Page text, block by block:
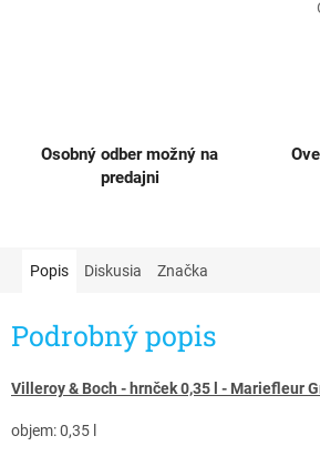
Osobný odber možný na
predajni
Popis Diskusia Značka
Podrobný popis
Villeroy & Boch - hrnček 0,35 l - Mariefleur
objem: 0,35 l